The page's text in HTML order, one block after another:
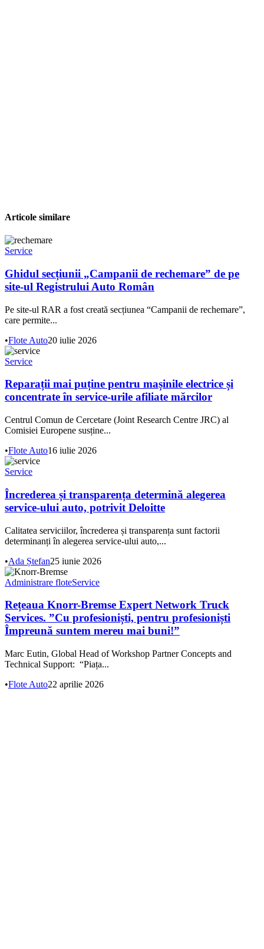
Articole similare
Service
Ghidul secțiunii „Campanii de rechemare” de pe
site-ul Registrului Auto Român
Pe site-ul RAR a fost creată secțiunea “Campanii de rechemare”,
care permite...
•Flote Auto20 iulie 2026
Service
Reparații mai puține pentru mașinile electrice și
concentrate în service-urile afiliate mărcilor
Centrul Comun de Cercetare (Joint Research Centre JRC) al
Comisiei Europene susține...
•Flote Auto16 iulie 2026
Service
Încrederea și transparența determină alegerea
service-ului auto, potrivit Deloitte
Calitatea serviciilor, încrederea și transparența sunt factorii
determinanți în alegerea service-ului auto,...
•Ada Ștefan25 iunie 2026
Administrare floteService
Rețeaua Knorr-Bremse Expert Network Truck
Services. ”Cu profesioniști, pentru profesioniști
Împreună suntem mereu mai buni!”
Marc Eutin, Global Head of Workshop Partner Concepts and
Technical Support: “Piața...
•Flote Auto22 aprilie 2026